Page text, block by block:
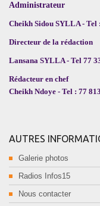
Administrateur
Cheikh Sidou SYLLA - Tel
Directeur de la rédaction
Lansana SYLLA - Tel 77
Rédacteur en chef
Cheikh Ndoye - Tel : 77
AUTRES
Galerie photos
Radios Infos15
Nous contacter